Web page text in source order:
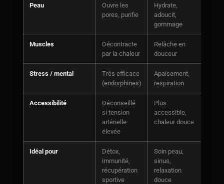
Peau
Ouvre les
pores, purifie
Hydrate,
adoucit,
gommage
Muscles
Décontracte
par la chaleur
Relâche en
douceur
Stress / mental
Très efficace
(endorphines)
Apaisement,
respiration
Accessibilité
Déconseillé
si tension
artérielle
élevée
Plus
accessible,
chaleur douce
Idéal pour
Détox,
immunité,
récupération
sportive
Soin peau,
sinus,
relaxation
douce